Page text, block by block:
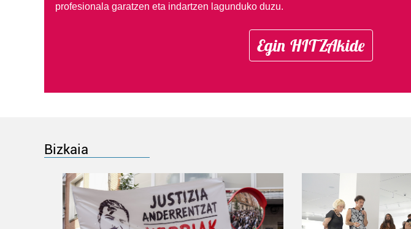
profesionala garatzen eta indartzen lagunduko duzu.
Egin HITZAkide
Bizkaia